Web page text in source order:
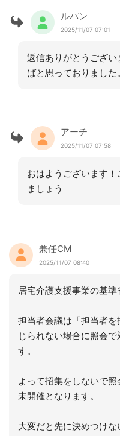
ルパン
2025/11/07 07:01
返信ありがとうござ
ばと思っておりました。
アーチ
2025/11/07 07:58
おはようございます
ましょう
兼任CM
2025/11/07 08:40
居宅介護支援事業の基準
担当者会議は「担当者
じられない場合に照会
す。
よって招集をしないで
未開催となります。
大変だと先に決めつけ